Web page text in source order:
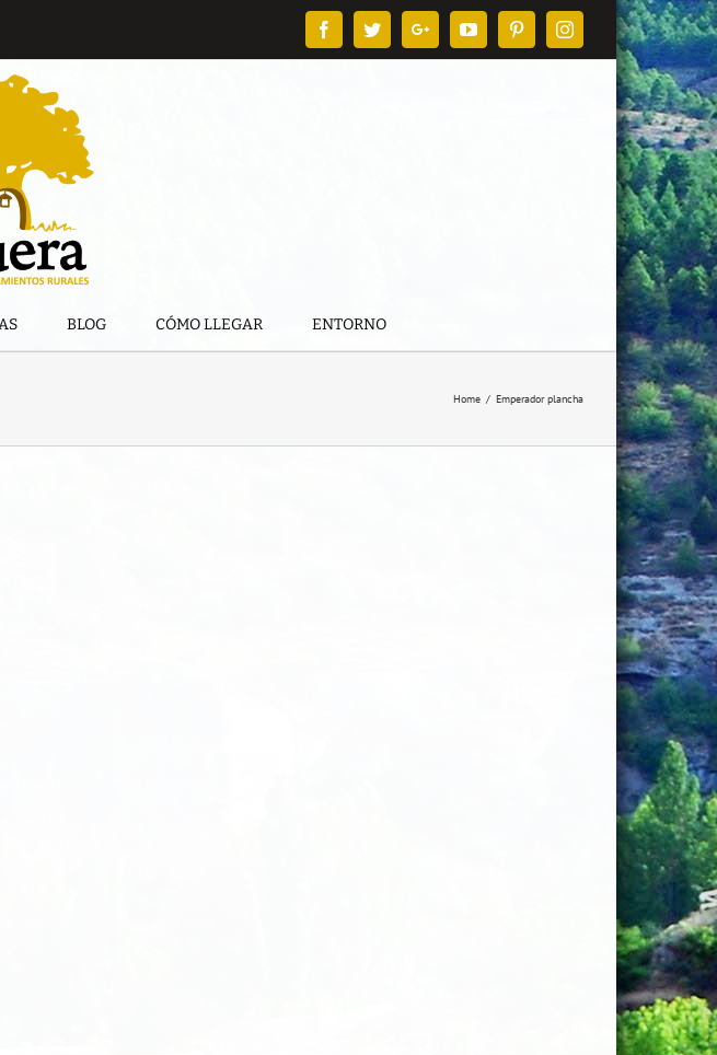
FacebookTwitterGoogle+YouTubePinterestInstagram
BLOG CÓMO LLEGAR ENTORNO
Home / Emperador plancha